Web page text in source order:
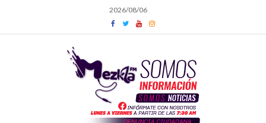
content
2026/08/06